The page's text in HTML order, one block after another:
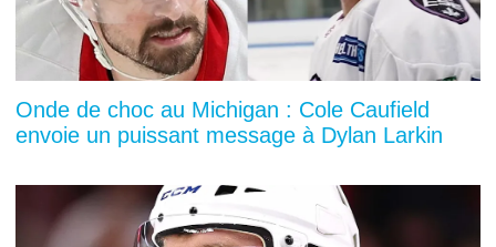
Onde de choc au Michigan : Cole Caufield
envoie un puissant message à Dylan Larkin